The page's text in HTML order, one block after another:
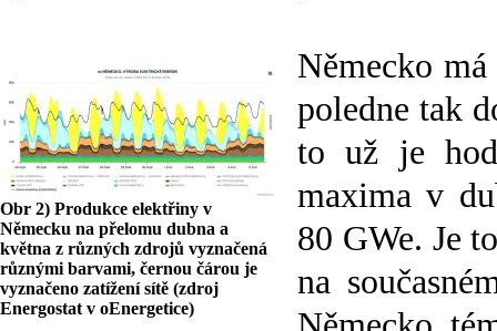
Obr 2) Produkce elektřiny v
Německu na přelomu dubna a
května z různých zdrojů vyznačená
různými barvami, černou čárou je
vyznačeno zatížení sítě (zdroj
Energostat v oEnergetice)
Německo
poledne tak
to už je
maxima v
80 GWe. Je
na